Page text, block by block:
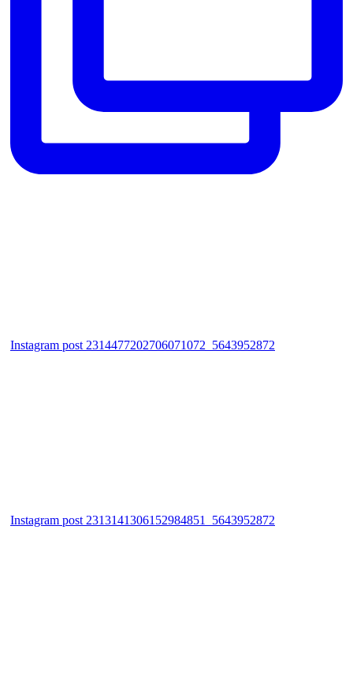
Instagram post 2314477202706071072_5643952872
Instagram post 2313141306152984851_5643952872